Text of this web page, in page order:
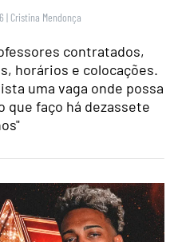
| Cristina Mendonça
contratados,
horários e colocações.
uma vaga onde possa
que faço há dezassete